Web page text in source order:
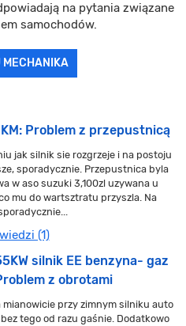
na pytania związane
samochodów.
Problem z przepustnicą
jak silnik sie rozgrzeje i na postoju
sporadycznie. Przepustnica byla
w aso suzuki 3,100zl uzywana u
mu do wartsztratu przyszla. Na
(1)
silnik EE benzyna- gaz
z obrotami
mianowicie przy zimnym silniku auto
tego od razu gaśnie. Dodatkowo